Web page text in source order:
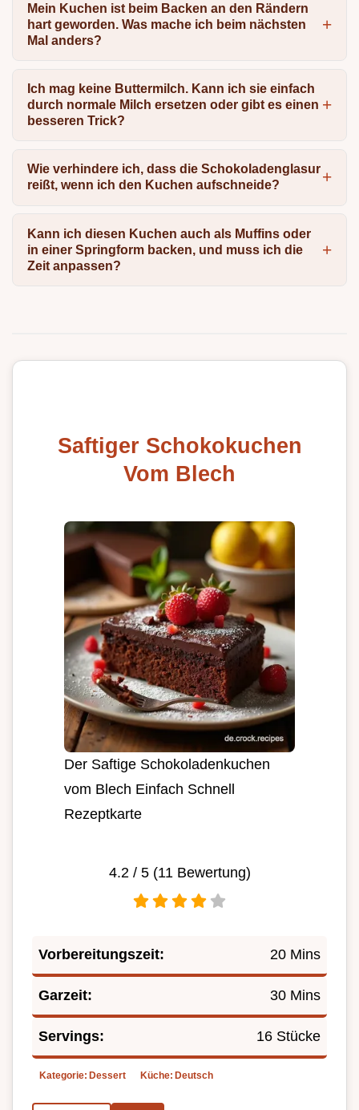
Mein Kuchen ist beim Backen an den Rändern
hart geworden. Was mache ich beim nächsten
Mal anders?
Ich mag keine Buttermilch. Kann ich sie einfach
durch normale Milch ersetzen oder gibt es einen
besseren Trick?
Wie verhindere ich, dass die Schokoladenglasur
reißt, wenn ich den Kuchen aufschneide?
Kann ich diesen Kuchen auch als Muffins oder
in einer Springform backen, und muss ich die
Zeit anpassen?
Saftiger Schokokuchen
Vom Blech
Der Saftige Schokoladenkuchen
vom Blech Einfach Schnell
Rezeptkarte
4.2 / 5 (11 Bewertung)
Vorbereitungszeit: 20 Mins
Garzeit: 30 Mins
Servings: 16 Stücke
Kategorie: Dessert Küche: Deutsch